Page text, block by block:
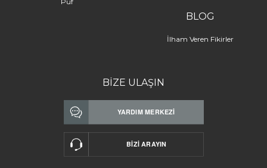
BLOG
İlham Veren Fikirler
BİZE ULAŞIN